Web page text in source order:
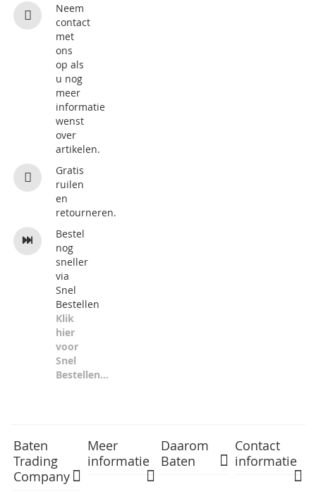
Neem
contact
met
ons
op als
u nog
meer
informatie
wenst
over
artikelen.
Gratis
ruilen
en
retourneren.
Bestel
nog
sneller
via
Snel
Bestellen
Klik
hier
voor
Snel
Bestellen...
Baten
Trading
Company
Meer
informatie
Daarom
Baten
Contact
informatie